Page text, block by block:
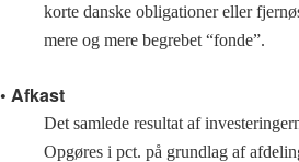
korte danske obligationer eller
mere og mere begrebet “fonde”.
• Afkast
Det samlede resultat af
Opgøres i pct. på grundlag af